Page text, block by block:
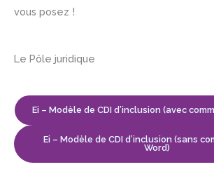
vous posez !
Le Pôle juridique
Ei – Modèle de CDI d’inclusion (avec
Ei – Modèle de CDI d’inclusion (sans
Word)